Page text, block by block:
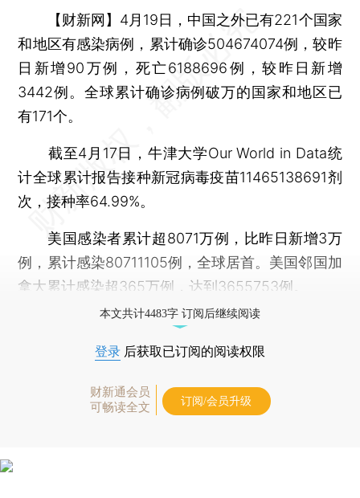
【财新网】 4月19日，中国之外已有221个国家
和地区有感染病例，累计确诊504674074例，较昨
日新增90万例，死亡6188696例，较昨日新增
3442例。全球累计确诊病例破万的国家和地区已
有171个。
截至4月17日，牛津大学Our World in Data统
计全球累计报告接种新冠病毒疫苗11465138691剂
次，接种率64.99%。
美国感染者累计超8071万例，比昨日新增3万
例，累计感染80711105例，全球居首。美国邻国加
拿大累计感染超365万例，达到3655753例。
本文共计4483字 订阅后继续阅读
登录 后获取已订阅的阅读权限
财新通会员
可畅读全文
订阅/会员升级